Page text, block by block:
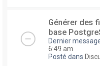
Générer des
base
Dernier
6:49 am
Posté dans